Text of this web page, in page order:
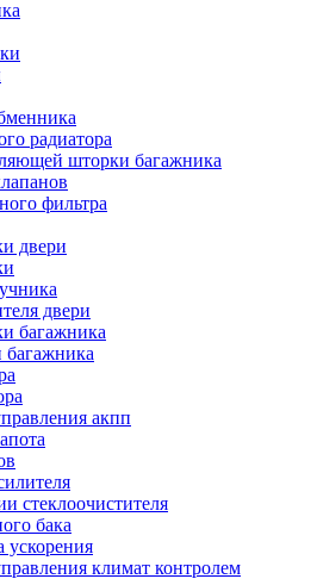
радиатора
шторки багажника
фильтра
двери
двери
багажника
акпп
стеклоочистителя
бака
ускорения
климат контролем